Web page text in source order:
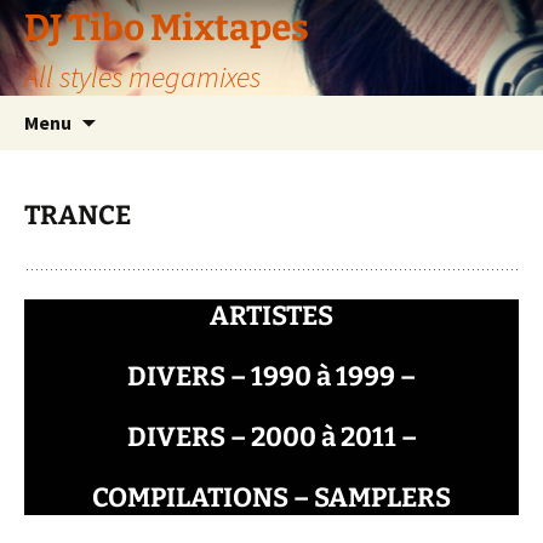
Aller
au
contenu
DJ Tibo Mixtapes
All styles megamixes
Menu
TRANCE
ARTISTES
DIVERS – 1990 à 1999 –
DIVERS – 2000 à 2011 –
COMPILATIONS – SAMPLERS